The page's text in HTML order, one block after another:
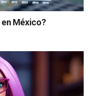
México?